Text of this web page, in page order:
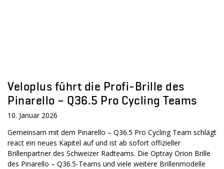
Veloplus führt die Profi-Brille des
Pinarello – Q36.5 Pro Cycling Teams
10. Januar 2026
Gemeinsam mit dem Pinarello – Q36.5 Pro Cycling Team schlägt
react ein neues Kapitel auf und ist ab sofort offizieller
Brillenpartner des Schweizer Radteams. Die Optray Orion Brille
des Pinarello – Q36.5-Teams und viele weitere Brillenmodelle